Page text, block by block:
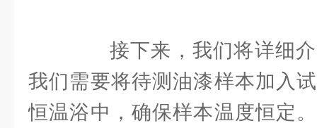
接下来，我们将详细介
我们需要将待测油漆样本加入
恒温浴中，确保样本温度恒定